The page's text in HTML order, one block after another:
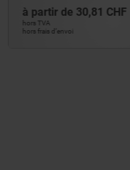
à partir de0,69 CHF
hors TVA
hors frais d’envoi